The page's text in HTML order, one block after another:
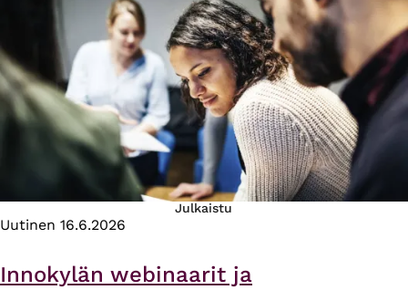
Julkaistu
Uutinen 16.6.2026
Innokylän webinaarit ja